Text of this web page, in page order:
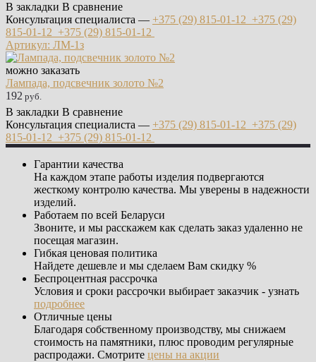
В закладки В сравнение
Консультация специалиста — +375 (29) 815-01-12 +375 (29)
815-01-12 +375 (29) 815-01-12
Артикул: ЛМ-1з
можно заказать
Лампада, подсвечник золото №2
192 руб.
В закладки В сравнение
Консультация специалиста — +375 (29) 815-01-12 +375 (29)
815-01-12 +375 (29) 815-01-12
Гарантии качества
На каждом этапе работы изделия подвергаются
жесткому контролю качества. Мы уверены в надежности
изделий.
Работаем по всей Беларуси
Звоните, и мы расскажем как сделать заказ удаленно не
посещая магазин.
Гибкая ценовая политика
Найдете дешевле и мы сделаем Вам скидку %
Беспроцентная рассрочка
Условия и сроки рассрочки выбирает заказчик - узнать
подробнее
Отличные цены
Благодаря собственному производству, мы снижаем
стоимость на памятники, плюс проводим регулярные
распродажи. Смотрите цены на акции